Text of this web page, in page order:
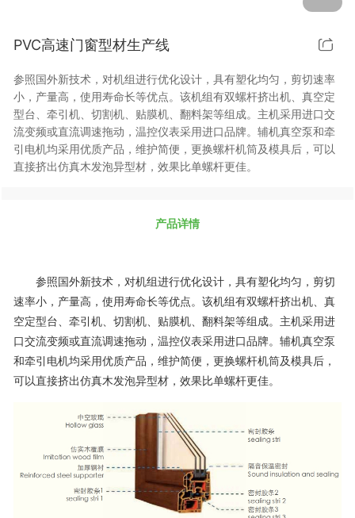
PVC高速门窗型材生产线
参照国外新技术，对机组进行优化设计，具有塑化均匀，剪切速率
小，产量高，使用寿命长等优点。该机组有双螺杆挤出机、真空定
型台、牵引机、切割机、贴膜机、翻料架等组成。主机采用进口交
流变频或直流调速拖动，温控仪表采用进口品牌。辅机真空泵和牵
引电机均采用优质产品，维护简便，更换螺杆机筒及模具后，可以
直接挤出仿真木发泡异型材，效果比单螺杆更佳。
产品详情
参照国外新技术，对机组进行优化设计，具有塑化均匀，剪切
速率小，产量高，使用寿命长等优点。该机组有双螺杆挤出机、真
空定型台、牵引机、切割机、贴膜机、翻料架等组成。主机采用进
口交流变频或直流调速拖动，温控仪表采用进口品牌。辅机真空泵
和牵引电机均采用优质产品，维护简便，更换螺杆机筒及模具后，
可以直接挤出仿真木发泡异型材，效果比单螺杆更佳。